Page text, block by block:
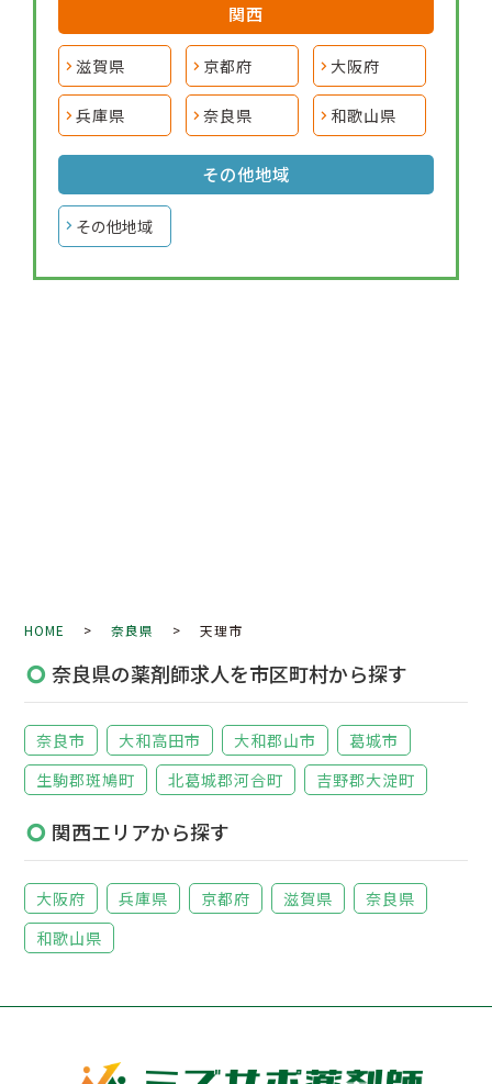
関西
滋賀県 京都府 大阪府
兵庫県 奈良県 和歌山県
その他地域
その他地域
HOME >奈良県 > 天理市
奈良県の薬剤師求人を市区町村から探す
奈良市 大和高田市 大和郡山市
葛城市
生駒郡斑鳩町
北葛城郡河合町 吉野郡大淀町
関西エリアから探す
大阪府 兵庫県 京都府 滋賀県
奈良県
和歌山県